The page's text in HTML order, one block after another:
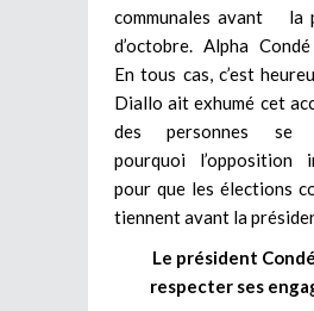
communales avant la
d’octobre. Alpha Condé
En tous cas, c’est
Diallo ait exhumé cet
des personnes se
pourquoi l’opposition
pour que les élections
tiennent avant la
Le président
respecter ses